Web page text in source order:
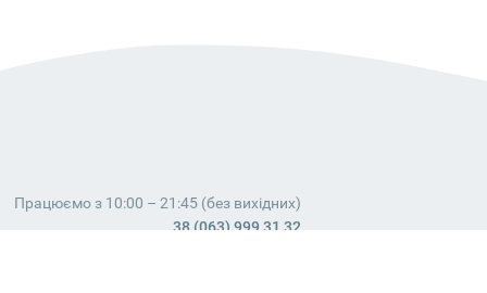
Працюємо з 10:00 – 21:45 (без вихідних)
38 (063) 999 31 32